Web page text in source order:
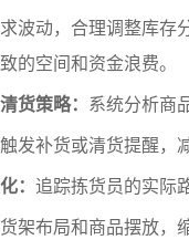
波动，合理调整库存
的空间和资金浪费。
货策略： 系统分析商
发补货或清货提醒，
： 追踪拣货员的实际
架布局和商品摆放，